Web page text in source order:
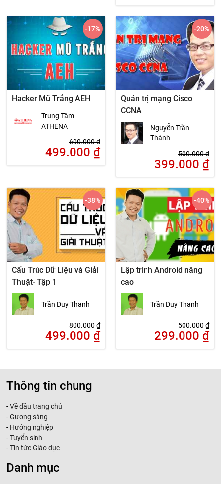
Hacker Mũ Trắng AEH
Trung Tâm
ATHENA
600.000₫
499.000 ₫
-17%
Quản trị mạng Cisco
CCNA
Nguyễn Trần
Thành
500.000₫
399.000 ₫
-20%
Cấu Trúc Dữ Liệu và Giải
Thuật- Tập 1
Trần Duy Thanh
800.000₫
499.000 ₫
-38%
Lập trình Android nâng
cao
Trần Duy Thanh
500.000₫
299.000 ₫
-40%
Thông tin chung
-Về đầu trang chủ
-Gương sáng
- Hướng nghiệp
-Tuyển sinh
-Tin tức Giáo dục
Danh mục